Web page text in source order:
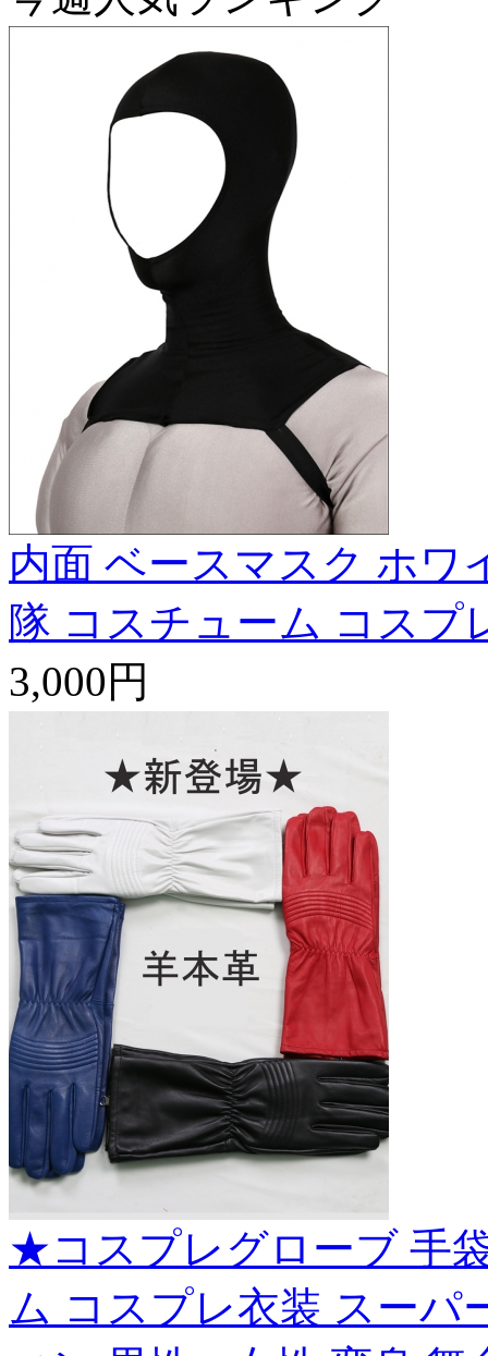
内面 ベースマスク ホワ
隊 コスチューム コスプ
3,000円
★コスプレグローブ 手
ム コスプレ衣装 スーパ